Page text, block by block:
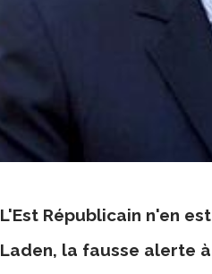
L'Est Républicain n'en
Laden, la fausse alerte